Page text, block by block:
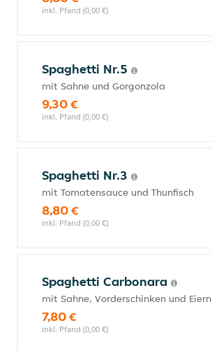
inkl. Pfand (0,00 €)
Spaghetti Nr.5
mit Sahne und Gorgonzola
9,30 €
inkl. Pfand (0,00 €)
Spaghetti Nr.3
mit Tomatensauce und Thunfisch
8,80 €
inkl. Pfand (0,00 €)
Spaghetti Carbonara
mit Sahne, Vorderschinken und Eiern
7,80 €
inkl. Pfand (0,00 €)